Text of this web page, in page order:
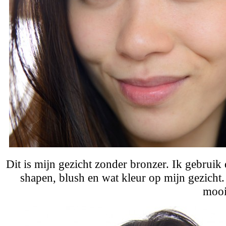
Dit is mijn gezicht zonder bronzer. Ik gebruik
shapen, blush en wat kleur op mijn